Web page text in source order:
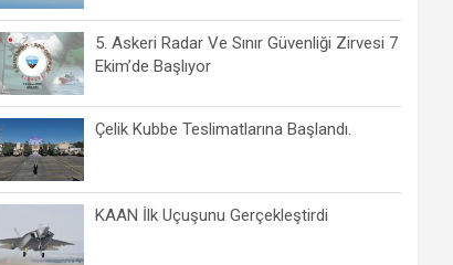
5. Askeri Radar Ve Sınır Güvenliği Zirvesi 7
Ekim’de Başlıyor
Çelik Kubbe Teslimatlarına Başlandı.
KAAN İlk Uçuşunu Gerçekleştirdi